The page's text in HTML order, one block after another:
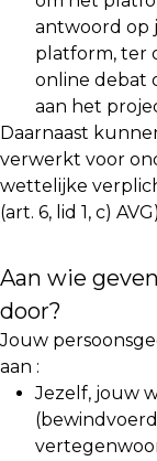
antwoord op
platform, ter
online debat
aan het
Daarnaast
verwerkt voor
wettelijke
(art. 6, lid 1, c)
Aan wie
door?
Jouw
aan :
Jezelf, jouw